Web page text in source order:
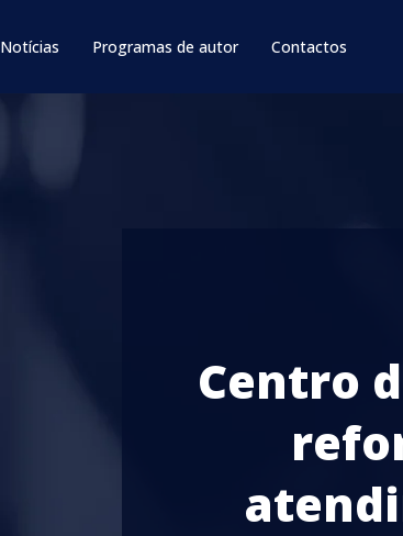
Notícias Programas de autor Contactos
Centro